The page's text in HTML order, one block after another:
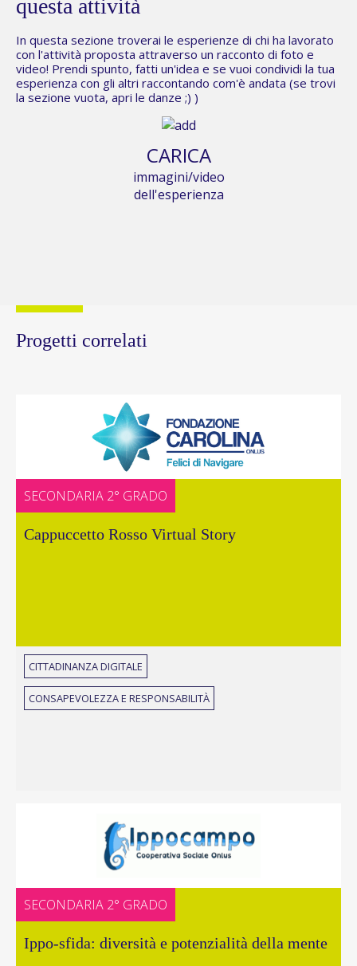
questa attività
In questa sezione troverai le esperienze di chi ha lavorato
con l'attività proposta attraverso un racconto di foto e
video! Prendi spunto, fatti un'idea e se vuoi condividi la tua
esperienza con gli altri raccontando com'è andata (se trovi
la sezione vuota, apri le danze ;) )
CARICA
immagini/video
dell'esperienza
Progetti correlati
SECONDARIA 2° GRADO
Cappuccetto Rosso Virtual Story
CITTADINANZA DIGITALE
CONSAPEVOLEZZA E RESPONSABILITÀ
SECONDARIA 2° GRADO
Ippo-sfida: diversità e potenzialità della mente